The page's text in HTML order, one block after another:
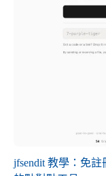
jfsendit 教學：免